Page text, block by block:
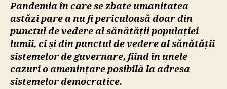
din
Ungaria
un
precedent
periculos
pentru
statele
Pandemia în care se zbate umanitatea
astăzi pare a nu fi periculoasă doar din
punctul de vedere al sănătății populației
lumii, ci și din punctul de vedere al sănătății
sistemelor de guvernare, fiind în unele
cazuri o amenințare posibilă la adresa
sistemelor democratice.